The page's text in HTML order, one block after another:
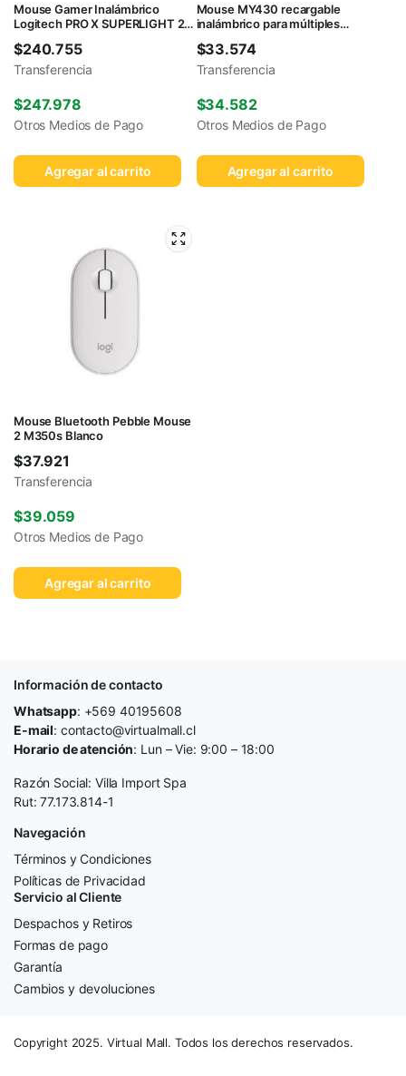
Mouse Gamer Inalámbrico
Logitech PRO X SUPERLIGHT 2
$240.755
Transferencia
$247.978
Otros Medios de Pago
Agregar al carrito
Mouse MY430 recargable
inalámbrico para múltiples
$33.574
Transferencia
$34.582
Otros Medios de Pago
Agregar al carrito
Mouse Bluetooth Pebble Mouse
2 M350s Blanco
$37.921
Transferencia
$39.059
Otros Medios de Pago
Agregar al carrito
Información de contacto
Whatsapp: +569 40195608
E-mail: contacto@virtualmall.cl
Horario de atención: Lun – Vie: 9:00 – 18:00
Razón Social: Villa Import Spa
Rut: 77.173.814-1
Navegación
Términos y Condiciones
Políticas de Privacidad
Servicio al Cliente
Despachos y Retiros
Formas de pago
Garantía
Cambios y devoluciones
Copyright 2025. Virtual Mall. Todos los derechos reservados.